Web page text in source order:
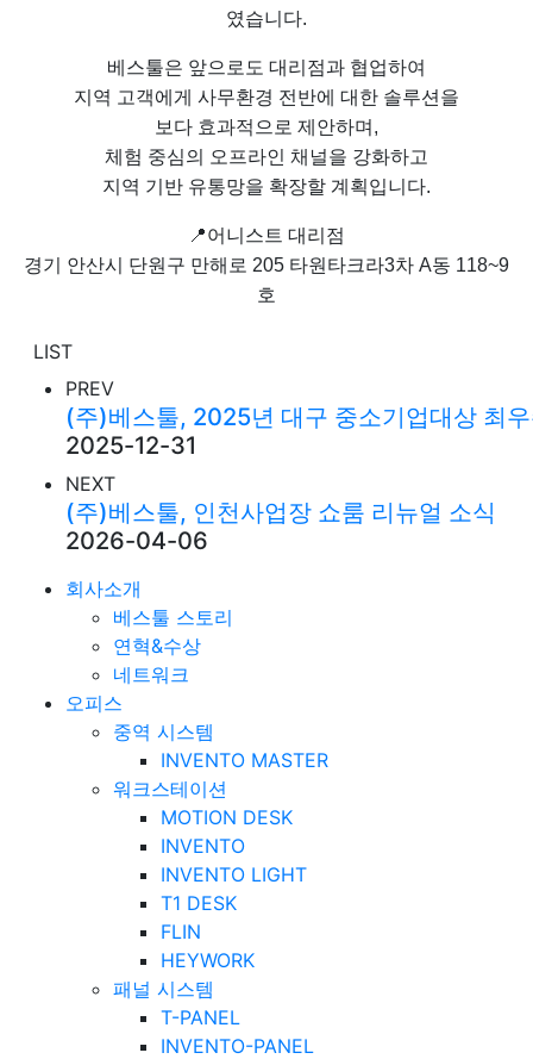
였습니다.
베스툴은 앞으로도 대리점과 협업하여
지역 고객에게 사무환경 전반에 대한 솔루션을
보다 효과적으로 제안하며,
체험 중심의 오프라인 채널을 강화하고
지역 기반 유통망을 확장할 계획입니다.
📍어니스트 대리점
경기 안산시 단원구 만해로 205 타원타크라3차 A동 118~9
호
LIST
PREV
(주)베스툴, 2025년 대구 중소기업대상 최
2025-12-31
NEXT
(주)베스툴, 인천사업장 쇼룸 리뉴얼 소식
2026-04-06
회사소개
베스툴 스토리
연혁&수상
네트워크
오피스
중역 시스템
INVENTO MASTER
워크스테이션
MOTION DESK
INVENTO
INVENTO LIGHT
T1 DESK
FLIN
HEYWORK
패널 시스템
T-PANEL
INVENTO-PANEL